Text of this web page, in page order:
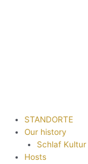
STANDORTE
Our history
Schlaf Kultur
Hosts